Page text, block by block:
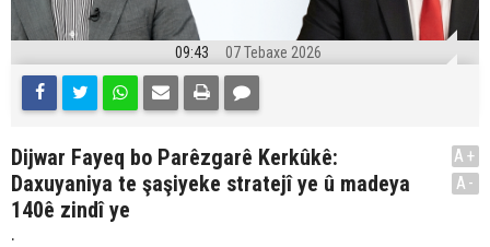
09:43 07 Tebaxe 2026
Dijwar Fayeq bo Parêzgarê Kerkûkê:
Daxuyaniya te şaşiyeke stratejî ye û madeya
140ê zindî ye
.
A+
A-